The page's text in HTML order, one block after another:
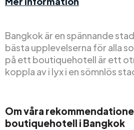
Bangkok är en spännande
bästa upplevelserna för alla
på ett boutiquehotell är ett
koppla av i lyx i en sömnlös
Om våra
boutiquehotell i Bangkok